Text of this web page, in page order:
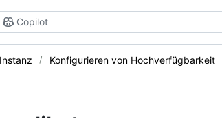
Copilot
Konfigurieren von Hochverfügbarkeit